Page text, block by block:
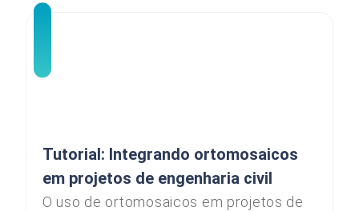
Tutorial: Integrando ortomosaicos
em projetos de engenharia civil
O uso de ortomosaicos em projetos de